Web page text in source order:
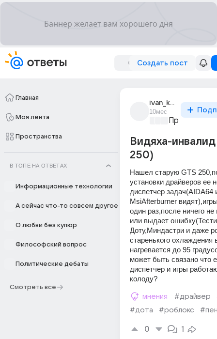
Создать пост
Главная
Моя лента
Пространства
В ТОПЕ НА ОТВЕТАХ
Информационные технологии
А сейчас что-то совсем другое
О любви без купюр
Философский вопрос
Политические дебаты
Смотреть все
ivan_kozlov_4155
10мес
Просто
Видяха-инвалид
250)
Нашел старую GTS
установки драйверов ее
диспетчер задач(AIDA64
MsiAfterburner
один раз,после ничего не
или выдает
Доту,Миндастри и даже
старенького охлаждения
нагревается до 95
может быть связано что
диспетчер и игры
колоду?
мнения #драйвер
#дота
#роблокс
0 1